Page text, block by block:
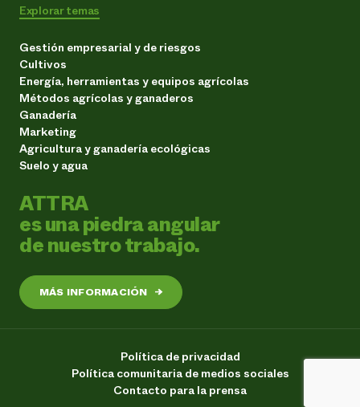
Explorar temas
Gestión empresarial y de riesgos
Cultivos
Energía, herramientas y equipos agrícolas
Métodos agrícolas y ganaderos
Ganadería
Marketing
Agricultura y ganadería ecológicas
Suelo y agua
ATTRA
es una piedra angular
de nuestro trabajo.
MÁS INFORMACIÓN →
Política de privacidad
Política comunitaria de medios sociales
Contacto para la prensa